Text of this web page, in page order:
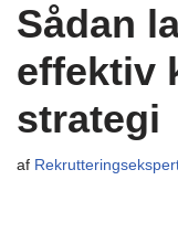
Sådan
effektiv
strategi
af